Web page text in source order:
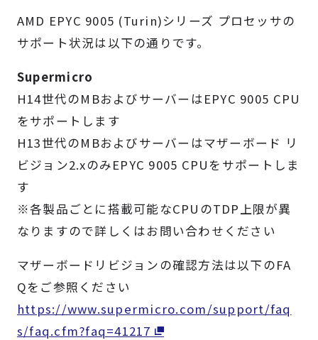
弊社の強み
製品検索
取扱メーカー
事例
サポート
会社案内
AMD EPYC 9005 (Turin)シリーズ プロセッサの
サポート状況は以下の通りです。
Supermicro
H14世代のMBおよびサーバーはEPYC 9005 CPU
をサポートします
H13世代のMBおよびサーバーはマザーボード リ
ビジョン2.xのみEPYC 9005 CPUをサポートしま
す
※各製品ごとに搭載可能なCPUのTDP上限が異
なりますので詳しくはお問い合わせください
マザーボードリビジョンの確認方法は以下のFA
Qをご参照ください
https://www.supermicro.com/support/faq
s/faq.cfm?faq=41217